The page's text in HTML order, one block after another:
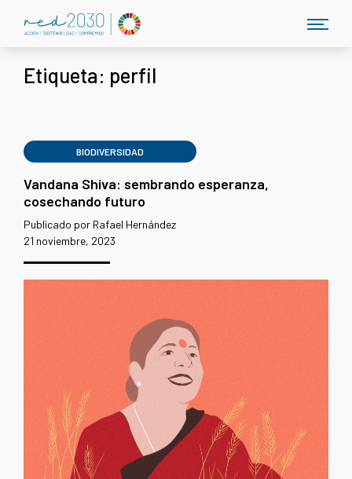
Etiqueta: perfil
BIODIVERSIDAD
Vandana Shiva: sembrando esperanza,
cosechando futuro
Publicado por Rafael Hernández
21 noviembre, 2023